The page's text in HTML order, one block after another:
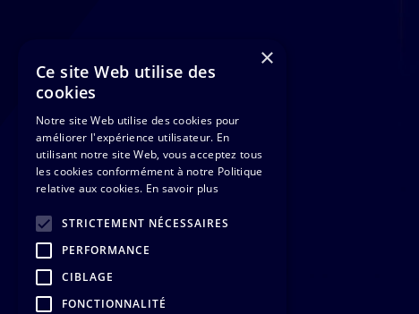
×
Ce site Web utilise des
cookies
Notre site Web utilise des cookies pour
améliorer l'expérience utilisateur. En
utilisant notre site Web, vous acceptez tous
les cookies conformément à notre Politique
relative aux cookies. En savoir plus
STRICTEMENT NÉCESSAIRES
PERFORMANCE
CIBLAGE
FONCTIONNALITÉ